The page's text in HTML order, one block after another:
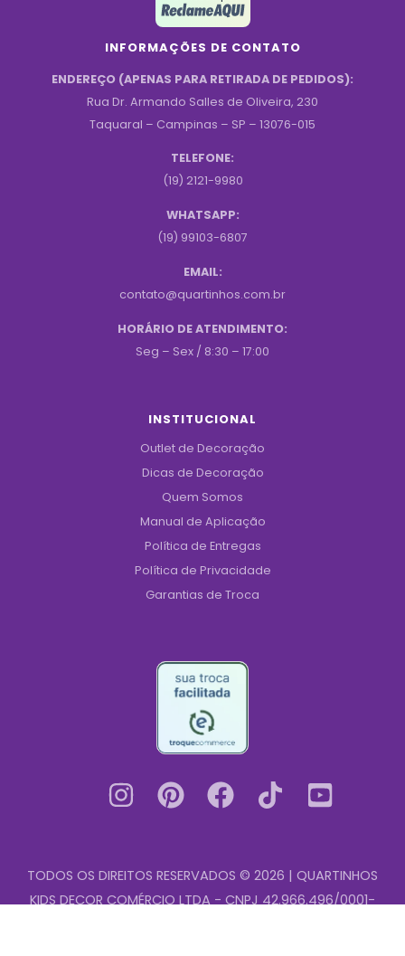
INFORMAÇÕES DE CONTATO
ENDEREÇO (APENAS PARA RETIRADA DE PEDIDOS):
Rua Dr. Armando Salles de Oliveira, 230
Taquaral – Campinas – SP – 13076-015
TELEFONE:
(19) 2121-9980
WHATSAPP:
(19) 99103-6807
EMAIL:
contato@quartinhos.com.br
HORÁRIO DE ATENDIMENTO:
Seg – Sex / 8:30 – 17:00
INSTITUCIONAL
Outlet de Decoração
Dicas de Decoração
Quem Somos
Manual de Aplicação
Política de Entregas
Política de Privacidade
Garantias de Troca
TODOS OS DIREITOS RESERVADOS © 2026 | QUARTINHOS
KIDS DECOR COMÉRCIO LTDA - CNPJ 42.966.496/0001-